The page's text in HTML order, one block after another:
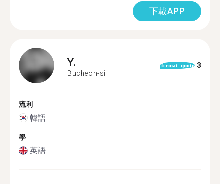
下載APP
Y.
Bucheon-si
format_quote 3
流利
韓語
學
英語